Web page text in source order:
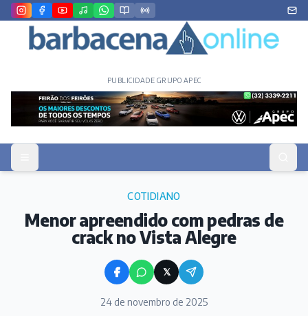
PUBLICIDADE GRUPO APEC
COTIDIANO
Menor apreendido com pedras de
crack no Vista Alegre
𝕏
24 de novembro de 2025